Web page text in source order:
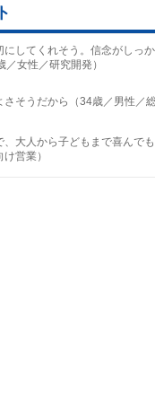
にしてくれそう。信念がしっ
女性／研究開発）
そうだから（34歳／男性／総
、大人から子どもまで喜んで
営業）